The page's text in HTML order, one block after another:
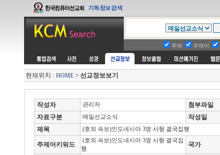
주제 주제어
현재위치 : HOME > 선교정보보기
작성자 관리자
첨부파일
자료구분
매일선교소식
작성일
제목
(호외 속보)인도네시아 3명 사형 결국집행
주제어키워드
(호외 속보)인도네시아 3명 사형 결국집
행
국가